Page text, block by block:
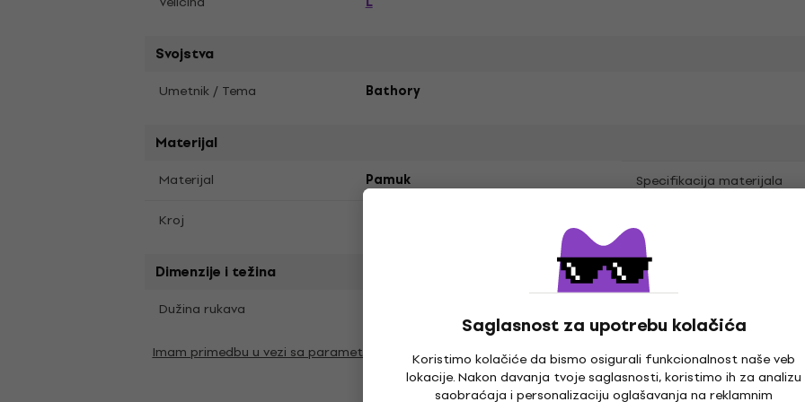
Saglasnost za upotrebu kolačića
Koristimo kolačiće da bismo osigurali funkcionalnost naše veb
lokacije. Nakon davanja tvoje saglasnosti, koristimo ih za analizu
saobraćaja i personalizaciju oglašavanja na reklamnim
Svojstva
Umetnik / Tema Bathory
Materijal
Materijal Pamuk Specifikacija materijala
Kroj
Dimenzije i težina
Dužina rukava
Imam primedbu u vezi sa parametrima